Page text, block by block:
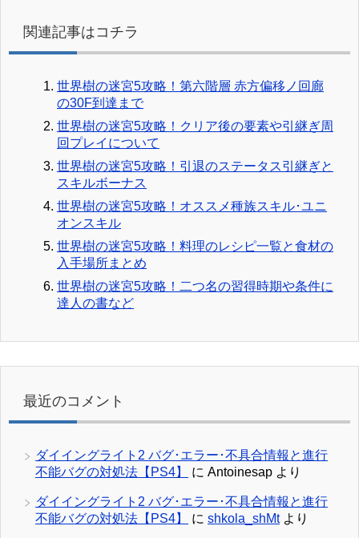
関連記事はコチラ
世界樹の迷宮5攻略！第六階層 赤方偏移ノ回廊
の30F到達まで
世界樹の迷宮5攻略！クリア後の要素や引継ぎ周
回プレイについて
世界樹の迷宮5攻略！引退のステータス引継ぎと
スキルボーナス
世界樹の迷宮5攻略！オススメ種族スキル･ユニ
オンスキル
世界樹の迷宮5攻略！料理のレシピ一覧と食材の
入手場所まとめ
世界樹の迷宮5攻略！二つ名の習得時期や条件に
達人の書など
最近のコメント
ダイイングライト2 バグ･エラー･不具合情報と進行
不能バグの対処法【PS4】
に Antoinesap より
ダイイングライト2 バグ･エラー･不具合情報と進行
不能バグの対処法【PS4】
に shkola_shMtより